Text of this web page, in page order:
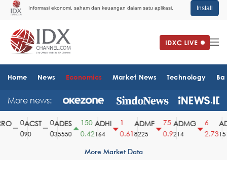
Informasi ekonomi, saham dan keuangan dalam satu aplikasi. Install
Home News Economics Market News Technology
More news:
ACST
90
ADES
35550
150
0.42
ADHI
164
0.61
ADMF
8225
75
0.9
ADMG
214
2.731510
More Market Data